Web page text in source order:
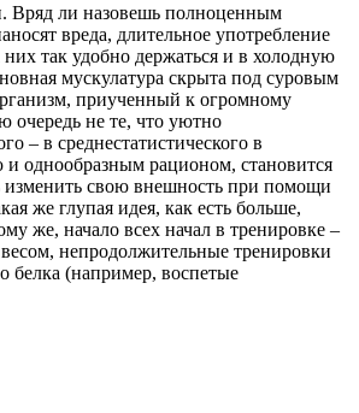
Вряд ли назовешь полноценным
вреда, длительное употребление
так удобно держаться и в холодную
мускулатура скрыта под суровым
приученный к огромному
очередь не те, что уютно
– в среднестатистического в
однообразным рационом, становится
изменить свою внешность при помощи
же глупая идея, как есть больше,
же, начало всех начал в тренировке –
непродолжительные тренировки
белка (например, воспетые